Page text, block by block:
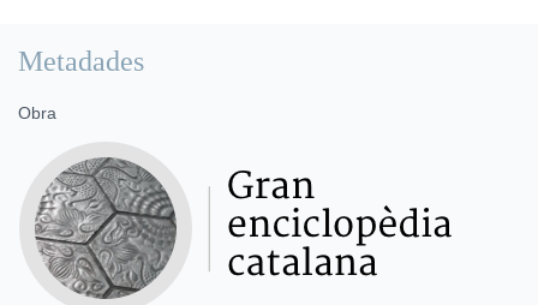
Metadades
Obra